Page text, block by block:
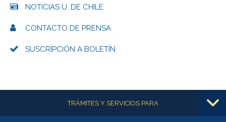
NOTICIAS U. DE CHILE
CONTACTO DE PRENSA
SUSCRIPCIÓN A BOLETÍN
Más informaciónTRÁMITES Y SERVICIOS PARA